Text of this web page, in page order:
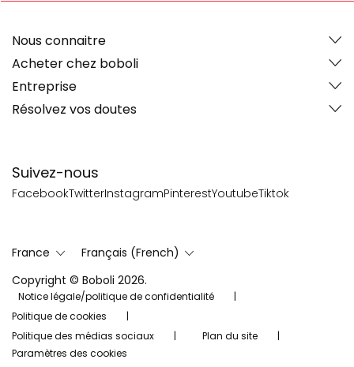
Suivez-nous
FacebookTwitterInstagramPinterestYoutubeTiktok
Nous connaitre
Acheter chez boboli
Entreprise
Résolvez vos doutes
France
Français (French)
Copyright © Boboli 2026.
Notice légale/politique de confidentialité
Politique de cookies
Politique des médias sociaux
Plan du site
Paramètres des cookies